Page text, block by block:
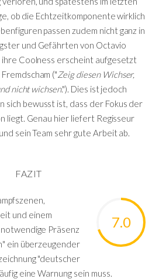
ob die Echtzeitkomponente wirklich
passen zudem nicht ganz in
und Gefährten von Octavio
Coolness erscheint aufgesetzt
("Zeig diesen Wichser,
nicht wichsen."). Dies ist jedoch
sich bewusst ist, dass der Fokus der
liegt. Genau hier liefert Regisseur
sein Team sehr gute Arbeit ab.
FAZIT
7.0
und einem
Präsenz
ein überzeugender
"deutscher
eine Warnung sein muss.